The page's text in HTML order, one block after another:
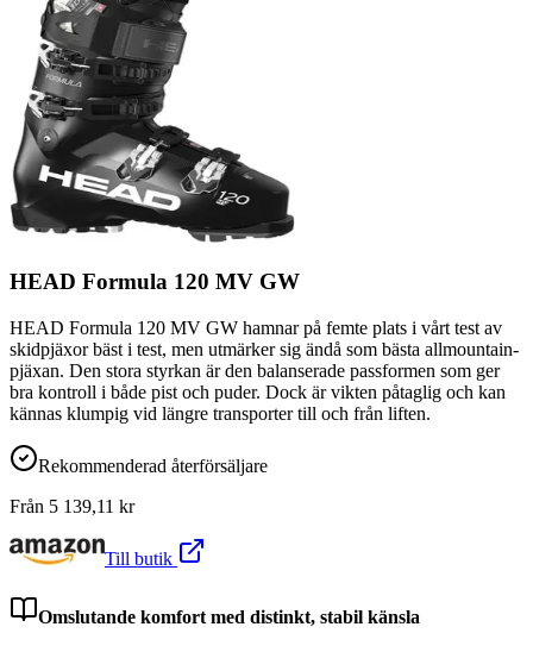
HEAD Formula 120 MV GW
HEAD Formula 120 MV GW hamnar på femte plats i vårt test av
skidpjäxor bäst i test, men utmärker sig ändå som bästa allmountain-
pjäxan. Den stora styrkan är den balanserade passformen som ger
bra kontroll i både pist och puder. Dock är vikten påtaglig och kan
kännas klumpig vid längre transporter till och från liften.
Rekommenderad återförsäljare
Från 5 139,11 kr
Till butik
Omslutande komfort med distinkt, stabil känsla